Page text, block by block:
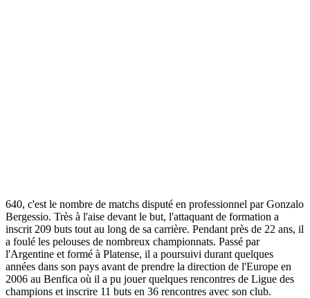
640, c'est le nombre de matchs disputé en professionnel par Gonzalo
Bergessio. Très à l'aise devant le but, l'attaquant de formation a
inscrit 209 buts tout au long de sa carrière. Pendant près de 22 ans, il
a foulé les pelouses de nombreux championnats. Passé par
l'Argentine et formé à Platense, il a poursuivi durant quelques
années dans son pays avant de prendre la direction de l'Europe en
2006 au Benfica où il a pu jouer quelques rencontres de Ligue des
champions et inscrire 11 buts en 36 rencontres avec son club.